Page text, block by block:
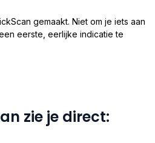
gemaakt. Niet om je iets aan
eerste, eerlijke indicatie te
zie je direct: